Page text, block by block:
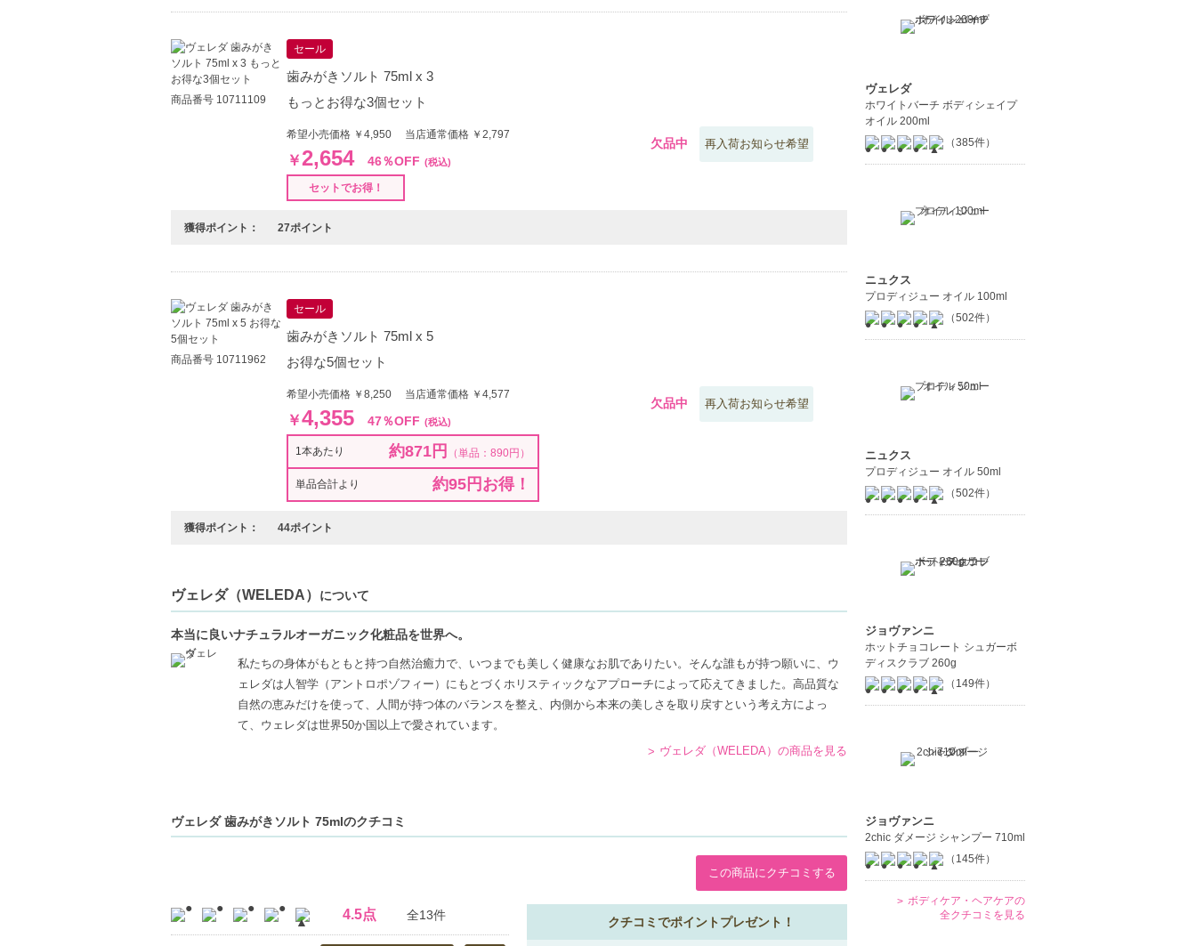
商品番号 10711109
セール
歯みがきソルト 75ml x 3
もっとお得な3個セット
希望小売価格 ￥4,950 当店通常価格 ￥2,797
￥2,654 46％OFF (税込)
セットでお得！
欠品中 再入荷お知らせ希望
獲得ポイント： 27ポイント
商品番号 10711962
セール
歯みがきソルト 75ml x 5
お得な5個セット
希望小売価格 ￥8,250 当店通常価格 ￥4,577
￥4,355 47％OFF (税込)
1本あたり 約871円 （単品：890円）
単品合計より 約95円お得！
欠品中 再入荷お知らせ希望
獲得ポイント： 44ポイント
ヴェレダ（WELEDA） について
本当に良いナチュラルオーガニック化粧品を世界へ。
私たちの身体がもともと持つ自然治癒力で、いつまでも美しく健康なお肌でありたい。そんな誰もが持つ願いに、ウ
ェレダは人智学（アントロポゾフィー）にもとづくホリスティックなアプローチによって応えてきました。高品質な
自然の恵みだけを使って、人間が持つ体のバランスを整え、内側から本来の美しさを取り戻すという考え方によっ
て、ウェレダは世界50か国以上で愛されています。
ヴェレダ（WELEDA）の商品を見る
ヴェレダ 歯みがきソルト 75mlのクチコミ
この商品にクチコミする
4.5点 全13件
クチコミでポイントプレゼント！
ヴェレダ
ホワイトバーチ ボディシェイプ
オイル 200ml
（385件）
ニュクス
プロディジュー オイル 100ml
（502件）
ニュクス
プロディジュー オイル 50ml
（502件）
ジョヴァンニ
ホットチョコレート シュガーボ
ディスクラブ 260g
（149件）
ジョヴァンニ
2chic ダメージ シャンプー 710ml
（145件）
ボディケア・ヘアケアの
全クチコミを見る